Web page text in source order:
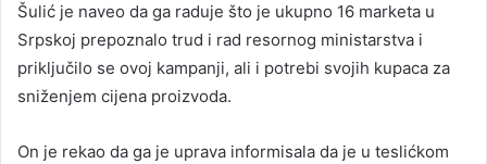
Šulić je naveo da ga raduje što je ukupno 16 marketa u
Srpskoj prepoznalo trud i rad resornog ministarstva i
priključilo se ovoj kampanji, ali i potrebi svojih kupaca za
sniženjem cijena proizvoda.
On je rekao da ga je uprava informisala da je u teslićkom